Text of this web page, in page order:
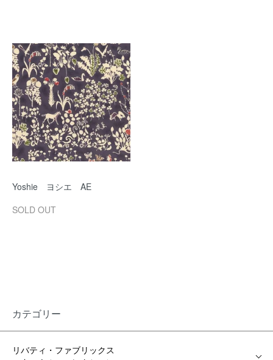
Yoshie ヨシエ AE
SOLD OUT
カテゴリー
リバティ・ファブリックス